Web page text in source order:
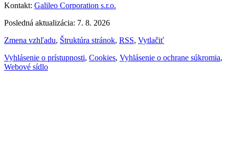
Kontakt: Galileo Corporation s.r.o.
Posledná aktualizácia: 7. 8. 2026
Zmena vzhľadu, Štruktúra stránok, RSS, Vytlačiť
Vyhlásenie o prístupnosti, Cookies, Vyhlásenie o ochrane súkromia,
Webové sídlo